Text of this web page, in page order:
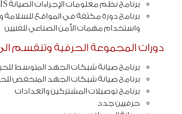
برنامج نظم معلومات الإجراءات الصيانة MPIS
برنامج دورة مكثفة في المواقع للسلامة
واستخدام مهمات الأمن الصناعي للفنيين
دورات المجموعة الحرفية وتنقسم
برنامج صيانة شبكات الجهد المتوسط
برنامج صيانة شبكات الجهد المنخفض
برنامج توصيلات المشتركين والعدادات
حرفيين جدد